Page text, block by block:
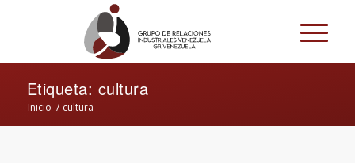
Etiqueta: cultura
Inicio / cultura